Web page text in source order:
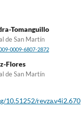
Tomanguillo
de San Martín
0009-6807-2872
Flores
de San Martín
10.51252/revza.v4i2.670